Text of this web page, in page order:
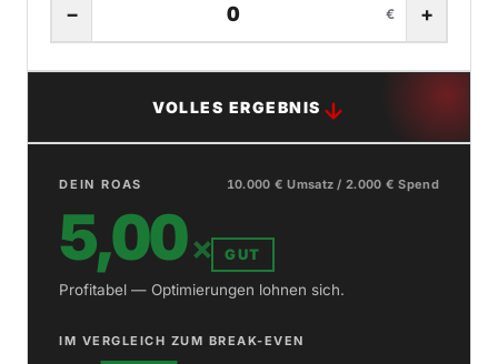
− € +
VOLLES ERGEBNIS
DEIN ROAS 10.000 € Umsatz / 2.000 € Spend
5,00×
GUT
Profitabel — Optimierungen lohnen sich.
IM VERGLEICH ZUM BREAK-EVEN